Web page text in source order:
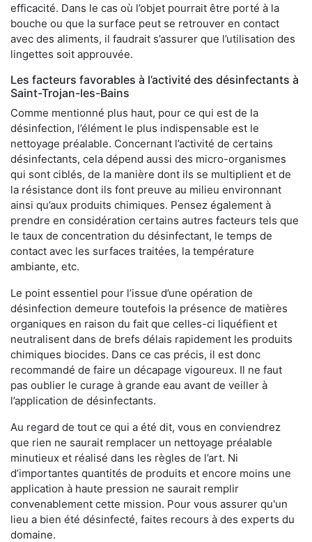
efficacité. Dans le cas où l’objet pourrait être porté à la
bouche ou que la surface peut se retrouver en contact
avec des aliments, il faudrait s’assurer que l’utilisation des
lingettes soit approuvée.
Les facteurs favorables à l’activité des désinfectants à
Saint-Trojan-les-Bains
Comme mentionné plus haut, pour ce qui est de la
désinfection, l’élément le plus indispensable est le
nettoyage préalable. Concernant l’activité de certains
désinfectants, cela dépend aussi des micro-organismes
qui sont ciblés, de la manière dont ils se multiplient et de
la résistance dont ils font preuve au milieu environnant
ainsi qu’aux produits chimiques. Pensez également à
prendre en considération certains autres facteurs tels que
le taux de concentration du désinfectant, le temps de
contact avec les surfaces traitées, la température
ambiante, etc.
Le point essentiel pour l’issue d’une opération de
désinfection demeure toutefois la présence de matières
organiques en raison du fait que celles-ci liquéfient et
neutralisent dans de brefs délais rapidement les produits
chimiques biocides. Dans ce cas précis, il est donc
recommandé de faire un décapage vigoureux. Il ne faut
pas oublier le curage à grande eau avant de veiller à
l’application de désinfectants.
Au regard de tout ce qui a été dit, vous en conviendrez
que rien ne saurait remplacer un nettoyage préalable
minutieux et réalisé dans les règles de l’art. Ni
d’importantes quantités de produits et encore moins une
application à haute pression ne saurait remplir
convenablement cette mission. Pour vous assurer qu'un
lieu a bien été désinfecté, faites recours à des experts du
domaine.